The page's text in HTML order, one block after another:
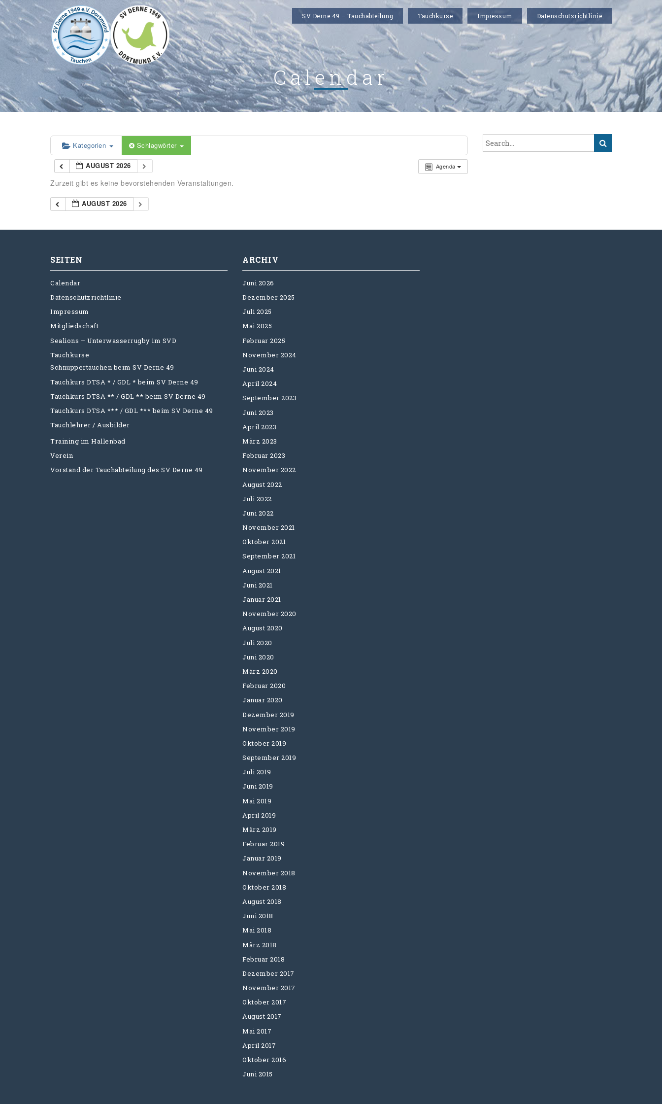
SV Derne 49 – Tauchabteilung Tauchkurse Impressum Datenschutzrichtlinie
Calendar
Kategorien Schlagwörter
Agenda
AUGUST 2026
Zurzeit gibt es keine bevorstehenden Veranstaltungen.
AUGUST 2026
SEITEN
Calendar
Datenschutzrichtlinie
Impressum
Mitgliedschaft
Sealions – Unterwasserrugby im SVD
Tauchkurse
Schnuppertauchen beim SV Derne 49
Tauchkurs DTSA * / GDL * beim SV Derne 49
Tauchkurs DTSA ** / GDL ** beim SV Derne 49
Tauchkurs DTSA *** / GDL *** beim SV Derne 49
Tauchlehrer / Ausbilder
Training im Hallenbad
Verein
Vorstand der Tauchabteilung des SV Derne 49
ARCHIV
Juni 2026
Dezember 2025
Juli 2025
Mai 2025
Februar 2025
November 2024
Juni 2024
April 2024
September 2023
Juni 2023
April 2023
März 2023
Februar 2023
November 2022
August 2022
Juli 2022
Juni 2022
November 2021
Oktober 2021
September 2021
August 2021
Juni 2021
Januar 2021
November 2020
August 2020
Juli 2020
Juni 2020
März 2020
Februar 2020
Januar 2020
Dezember 2019
November 2019
Oktober 2019
September 2019
Juli 2019
Juni 2019
Mai 2019
April 2019
März 2019
Februar 2019
Januar 2019
November 2018
Oktober 2018
August 2018
Juni 2018
Mai 2018
März 2018
Februar 2018
Dezember 2017
November 2017
Oktober 2017
August 2017
Mai 2017
April 2017
Oktober 2016
Juni 2015